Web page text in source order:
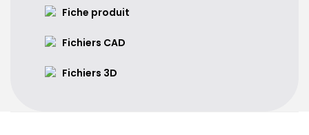
Fiche produit
Fichiers CAD
Fichiers 3D